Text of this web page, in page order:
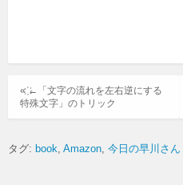
« ҉←「文字の流れを左右逆にする
特殊文字」のトリック
タグ: book Amazon 今日の早川さん